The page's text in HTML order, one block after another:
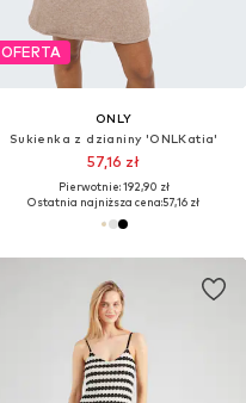
OFERTA
ONLY
Sukienka z dzianiny 'ONLKatia'
57,16 zł
Pierwotnie: 192,90 zł
Ostatnia najniższa cena:57,16 zł